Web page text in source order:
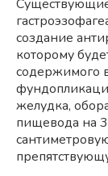
создание
которому
содержимого
желудка,
пищевода на